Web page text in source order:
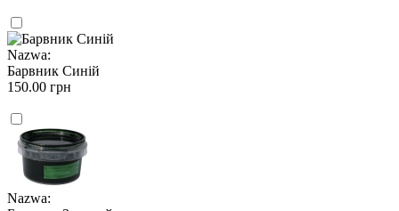
Nazwa:
Барвник Синій
150.00 грн
Nazwa: